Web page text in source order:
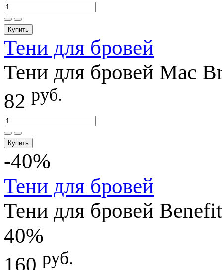
Купить
Тени для бровей
Тени для бровей Mac
82 руб.
Купить
-40%
Тени для бровей
Тени для бровей
40%
160 руб.